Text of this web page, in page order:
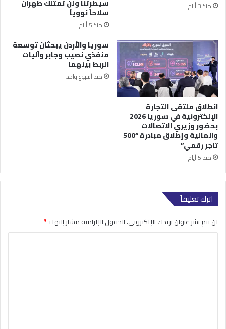
منذ 3 أيام سيطرتنا ولن تمتلك طهران
سلاحاً نووياً
منذ 5 أيام
انطلاق ملتقى التجارة
الإلكترونية في سوريا 2026
بحضور وزيري الاتصالات
والمالية وإطلاق مبادرة “500
تاجر رقمي”
منذ 5 أيام
سوريا والأردن يبحثان توسعة
منفذي نصيب وجابر وآليات
الربط بينهما
منذ أسبوع واحد
اترك تعليقاً
لن يتم نشر عنوان بريدك الإلكتروني.الحقول الإلزامية مشار إليها بـ*